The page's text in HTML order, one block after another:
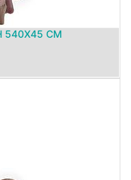
540X45 CM